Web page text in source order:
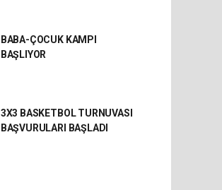
BABA-ÇOCUK KAMPI
BAŞLIYOR
3X3 BASKETBOL TURNUVASI
BAŞVURULARI BAŞLADI